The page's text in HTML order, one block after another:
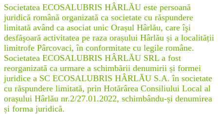
Societatea ECOSALUBRIS HÂRLĂU este persoană
juridică română organizată ca societate cu răspundere
limitată având ca asociat unic Orașul Hârlău, care îşi
desfăşoară activitatea pe raza orașului Hârlău și a localității
limitrofe Pârcovaci, în conformitate cu legile române.
Societatea ECOSALUBRIS HÂRLĂU SRL a fost
reorganizată ca urmare a schimbării denumirii și formei
juridice a SC ECOSALUBRIS HÂRLĂU S.A. în societate
cu răspundere limitată, prin Hotărârea Consiliului Local al
orașului Hârlău nr.2/27.01.2022, schimbându-și denumirea
și forma juridică.